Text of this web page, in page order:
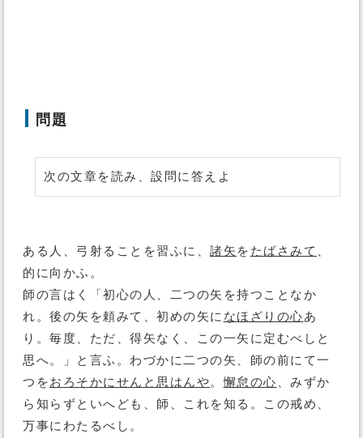
問題
次の文章を読み、設問に答えよ
ある人、弓射ることを習ふに、 諸矢 を たばさみて
的に向かふ。
師の言はく「初心の人、二つの矢を持つことなか
れ。後の矢を頼みて、初めの矢に なほざりの心あ
り。毎度、ただ、得矢なく、この一矢に定むべしと
思へ。」と言ふ。わづかに二つの矢、師の前にて一
つをおろそかにせんと思はんや。懈怠の心 、みずか
ら知らずといへども、師、これを知る。この戒め、
万事にわたるべし。